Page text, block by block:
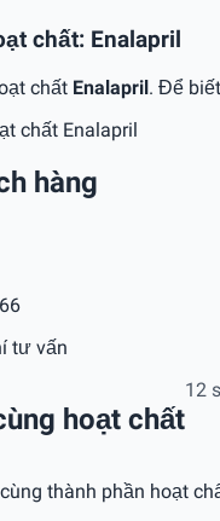
chất: Enalapril
chất Enalapril . Để
chất Enalapril
hàng
tư vấn
hoạt chất
12
thành phần hoạt